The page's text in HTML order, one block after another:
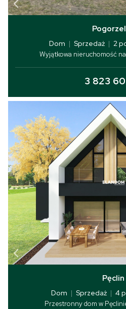
Dom | Sprzedaż | 2
Wyjątkowa nieruchomość
3 823
Pęclin
Dom | Sprzedaż | 4
Przestronny dom w